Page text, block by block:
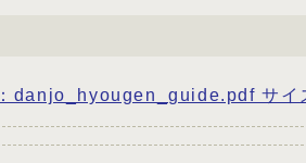
danjo_hyougen_guide.pdf サイ